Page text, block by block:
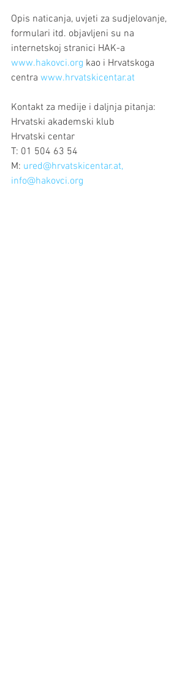
Opis naticanja, uvjeti za sudjelovanje,
formulari itd. objavljeni su na
internetskoj stranici HAK-a
www.hakovci.org kao i Hrvatskoga
centra www.hrvatskicentar.at
Kontakt za medije i daljnja pitanja:
Hrvatski akademski klub
Hrvatski centar
T: 01 504 63 54
M: ured@hrvatskicentar.at,
info@hakovci.org